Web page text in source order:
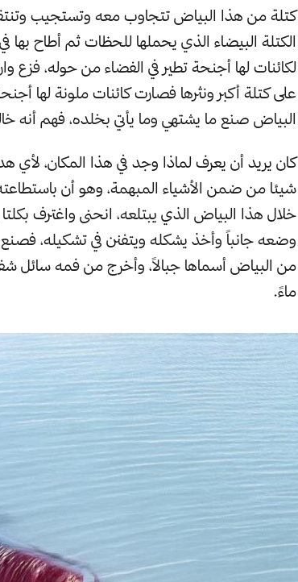
كتلة من هذا البياض تتجاوب معه وتستجيب
الكتلة البيضاء الذي يحملها للحظات ثم أطاح
لكائنات لها أجنحة تطير في الفضاء من حوله، فزع
على كتلة أكبر ونثرها فصارت كائنات ملونة لها
البياض صنع ما يشتهي وما يأتي بخلده، فهم أنه
كان يريد أن يعرف لماذا وجد في هذا المكان، لأي
شيئا من ضمن الأشياء المبهمة، وهو أن
خلال هذا البياض الذي يبتلعه، انحنى واغترف
وضعه جانباً وأخذ يشكله ويتفنن في تشكيله،
من البياض أسماها جبالاً، وأخرج من فمه سائل
ماءً.